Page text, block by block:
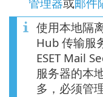
使用本地隔
Hub 传输服
ESET Mail
服务器的本
多，必须管